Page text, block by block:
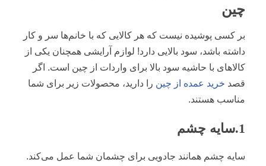
چین
بر کسی پوشیده نیست که هر کالایی که با خانم‌ها سر و کار
داشته باشد، سود بالایی دارد! لوازم آرایشی همچنان یکی از
کالاهای با حاشیه سود بالا برای واردات از چین است. اگر
قصد خرید عمده از چین را دارید، محصولات زیر برای شما
مناسب هستند.
1.سایه چشم
سایه چشم همانند جادویی برای چشمان شما عمل می‌کند.